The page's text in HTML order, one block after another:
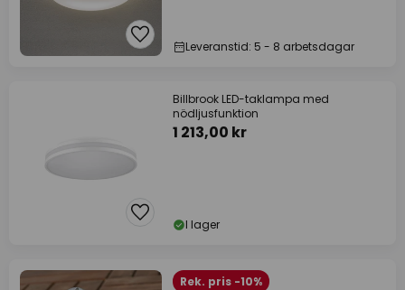
Leveranstid: 5 - 8 arbetsdagar
Billbrook LED-taklampa med
nödljusfunktion
1 213,00 kr
I lager
Rek. pris -10%